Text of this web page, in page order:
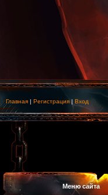
Главная | Регистрация | Вход
Меню сайта